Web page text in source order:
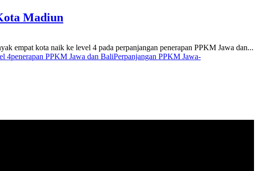
Madiun
empat kota naik ke level 4 pada perpanjangan penerapan PPKM Jawa dan...
4penerapan PPKM Jawa dan BaliPerpanjangan PPKM Jawa-